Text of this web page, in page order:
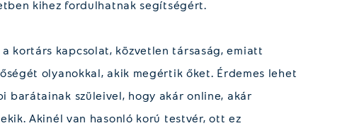
kihez fordulhatnak segítségért.
kortárs kapcsolat, közvetlen társaság, emiatt
olyanokkal, akik megértik őket. Érdemes lehet
barátainak szüleivel, hogy akár online, akár
Akinél van hasonló korú testvér, ott ez